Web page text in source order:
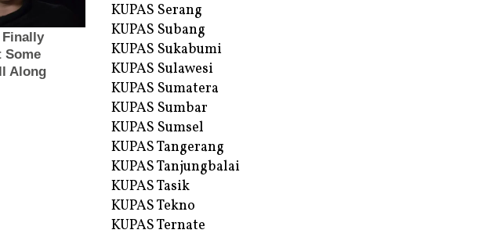
KUPAS Serang
KUPAS Subang
KUPAS Sukabumi
KUPAS Sulawesi
KUPAS Sumatera
KUPAS Sumbar
KUPAS Sumsel
KUPAS Tangerang
KUPAS Tanjungbalai
KUPAS Tasik
KUPAS Tekno
KUPAS Ternate